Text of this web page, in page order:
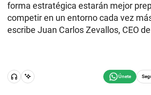
forma estratégica estarán mejor
competir en un entorno cada vez
escribe Juan Carlos Zevallos, CEO